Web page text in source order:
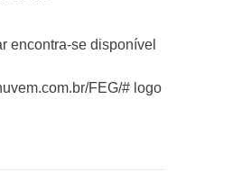
encontra-se disponível
FEG/# logo